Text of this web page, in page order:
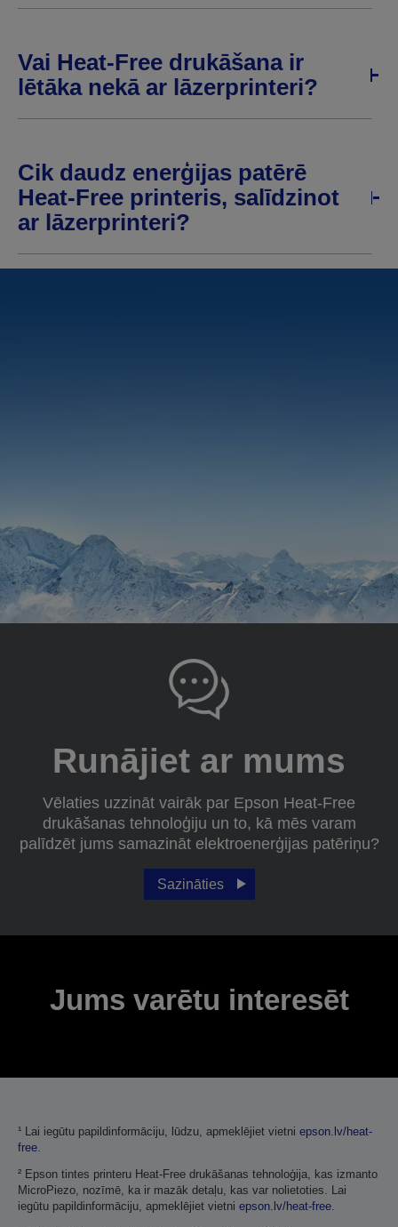
Vai Heat-Free drukāšana ir
lētāka nekā ar lāzerprinteri?
Cik daudz enerģijas patērē
Heat-Free printeris, salīdzinot
ar lāzerprinteri?
Runājiet ar mums
Vēlaties uzzināt vairāk par Epson Heat-Free
drukāšanas tehnoloģiju un to, kā mēs varam
palīdzēt jums samazināt elektroenerģijas patēriņu?
Sazināties
Jums varētu interesēt
¹ Lai iegūtu papildinformāciju, lūdzu, apmeklējiet vietni epson.lv/heat-
free
² Epson tintes printeru Heat-Free drukāšanas tehnoloģija, kas izmanto
MicroPiezo, nozīmē, ka ir mazāk detaļu, kas var nolietoties. Lai
iegūtu papildinformāciju, apmeklējiet vietni epson.lv/heat-free